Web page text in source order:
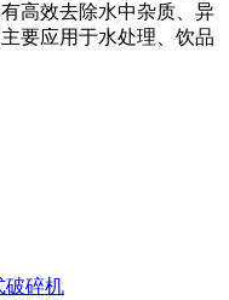
高效去除水中杂质、异
要应用于水处理、饮品
破碎机